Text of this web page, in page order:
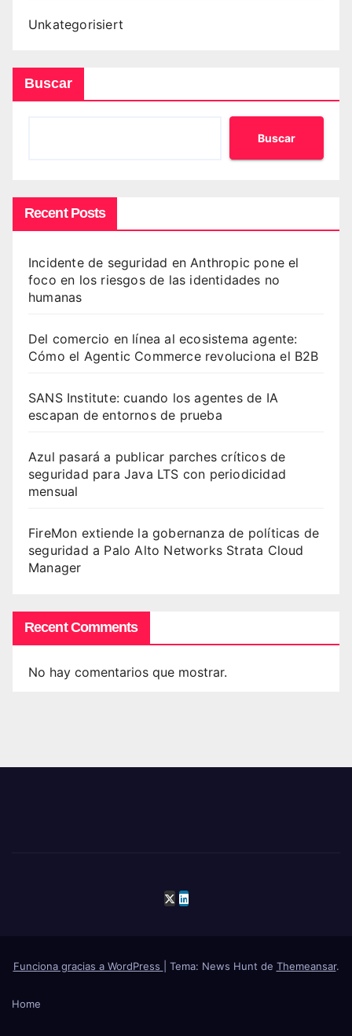
Unkategorisiert
Buscar
Buscar
Recent Posts
Incidente de seguridad en Anthropic pone el
foco en los riesgos de las identidades no
humanas
Del comercio en línea al ecosistema agente:
Cómo el Agentic Commerce revoluciona el B2B
SANS Institute: cuando los agentes de IA
escapan de entornos de prueba
Azul pasará a publicar parches críticos de
seguridad para Java LTS con periodicidad
mensual
FireMon extiende la gobernanza de políticas de
seguridad a Palo Alto Networks Strata Cloud
Manager
Recent Comments
No hay comentarios que mostrar.
Funciona gracias a WordPress Tema: News Hunt de Themeansar.
Home